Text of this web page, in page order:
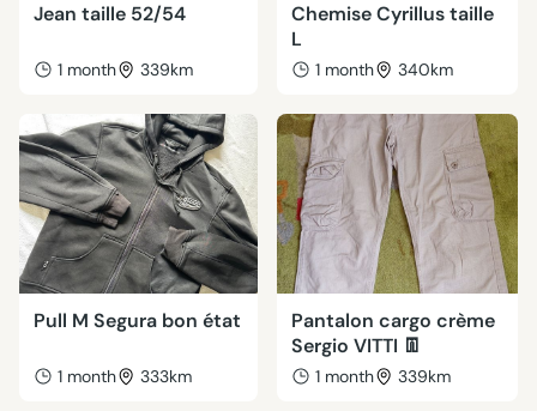
Jean taille 52/54
1 month 339km
Chemise Cyrillus taille
L
1 month 340km
Pull M Segura bon état
1 month 333km
Pantalon cargo crème
Sergio VITTI 👖
1 month 339km